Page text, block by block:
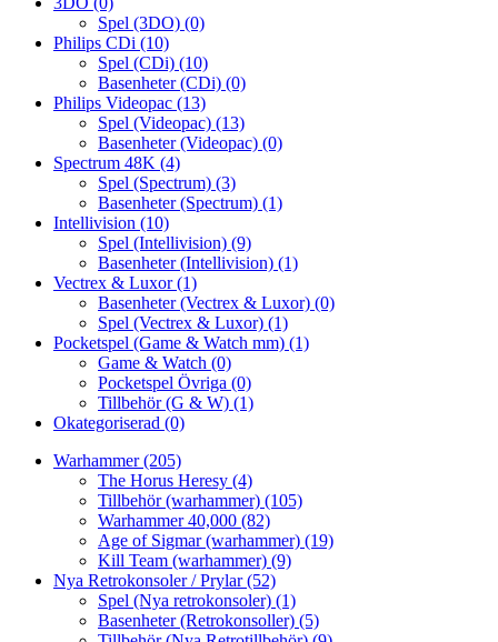
Spel (3DO) (0)
Philips CDi (10)
Spel (CDi) (10)
Basenheter (CDi) (0)
Philips Videopac (13)
Spel (Videopac) (13)
Basenheter (Videopac) (0)
Spectrum 48K (4)
Spel (Spectrum) (3)
Basenheter (Spectrum) (1)
Intellivision (10)
Spel (Intellivision) (9)
Basenheter (Intellivision) (1)
Vectrex & Luxor(1)
Basenheter (Vectrex & Luxor) (0)
Spel (Vectrex & Luxor) (1)
Pocketspel (Game & Watch mm) (1)
Game & Watch (0)
Pocketspel Övriga (0)
Tillbehör (G & W) (1)
Okategoriserad (0)
Warhammer(205)
The Horus Heresy (4)
Tillbehör (warhammer) (105)
Warhammer 40,000 (82)
Age of Sigmar (warhammer) (19)
Kill Team (warhammer) (9)
Nya Retrokonsoler / Prylar(52)
Spel (Nya retrokonsoler) (1)
Basenheter (Retrokonsoller) (5)